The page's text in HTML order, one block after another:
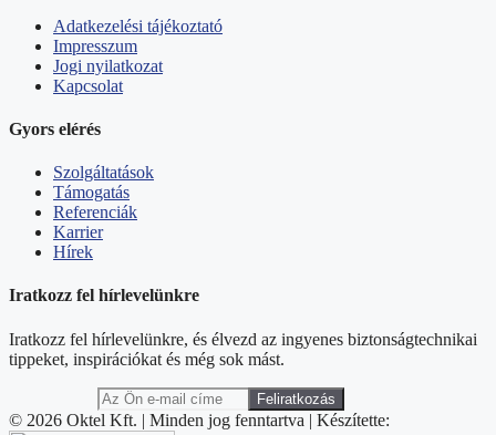
Adatkezelési tájékoztató
Impresszum
Jogi nyilatkozat
Kapcsolat
Gyors elérés
Szolgáltatások
Támogatás
Referenciák
Karrier
Hírek
Iratkozz fel hírlevelünkre
Iratkozz fel hírlevelünkre, és élvezd az ingyenes biztonságtechnikai
tippeket, inspirációkat és még sok mást.
© 2026 Oktel Kft. | Minden jog fenntartva | Készítette: